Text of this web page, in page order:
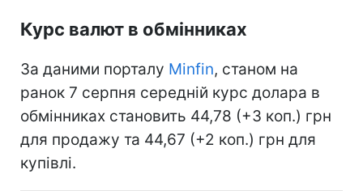
Курс валют в обмінниках
За даними порталу Minfin, станом на
ранок 7 серпня середній курс долара в
обмінниках становить 44,78 (+3 коп.) грн
для продажу та 44,67 (+2 коп.) грн для
купівлі.